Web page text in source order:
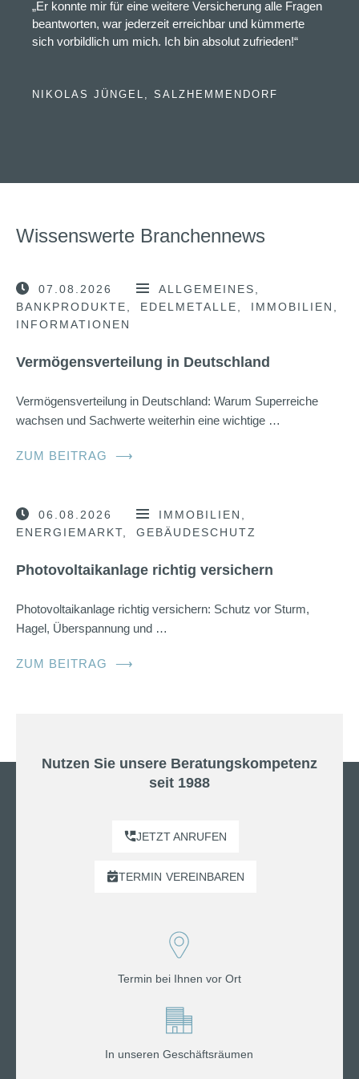
„Er konnte mir für eine weitere Versicherung alle Fragen
beantworten, war jederzeit erreichbar und kümmerte
sich vorbildlich um mich. Ich bin absolut zufrieden!“
NIKOLAS JÜNGEL, SALZHEMMENDORF
Wissenswerte Branchennews
07.08.2026
ALLGEMEINES
BANKPRODUKTE
EDELMETALLE
IMMOBILIEN
INFORMATIONEN
Vermögensverteilung in Deutschland
Vermögensverteilung in Deutschland: Warum Superreiche
wachsen und Sachwerte weiterhin eine wichtige …
ZUM BEITRAG ⟶
06.08.2026
IMMOBILIEN
ENERGIEMARKT
GEBÄUDESCHUTZ
Photovoltaikanlage richtig versichern
Photovoltaikanlage richtig versichern: Schutz vor Sturm,
Hagel, Überspannung und …
ZUM BEITRAG ⟶
Nutzen Sie unsere Beratungskompetenz
seit 1988
JETZT ANRUFEN
TERMIN VEREINBAREN
Termin bei Ihnen vor Ort
In unseren Geschäftsräumen